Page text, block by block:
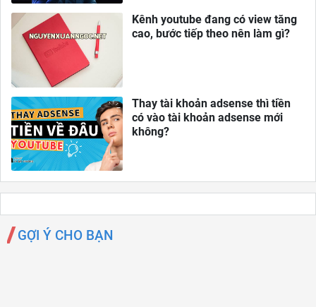
Kênh youtube đang có view tăng
cao, bước tiếp theo nên làm gì?
Thay tài khoản adsense thì tiền
có vào tài khoản adsense mới
không?
GỢI Ý CHO BẠN